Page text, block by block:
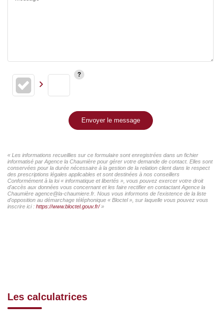
Envoyer le message
« Les informations recueillies sur ce formulaire sont enregistrées dans un fichier
informatisé par Agence la Chaumière pour gérer votre demande de contact. Elles sont
conservées pour la durée nécessaire à la gestion de la relation client dans le respect
des prescriptions légales applicables et sont destinées à nos conseillers
Conformément à la loi « informatique et libertés », vous pouvez exercer votre droit
d'accès aux données vous concernant et les faire rectifier en contactant Agence la
Chaumière agence@la-chaumiere.fr. Nous vous informons de l'existence de la liste
d'opposition au démarchage téléphonique « Bloctel », sur laquelle vous pouvez vous
inscrire ici : https://www.bloctel.gouv.fr/»
Les calculatrices